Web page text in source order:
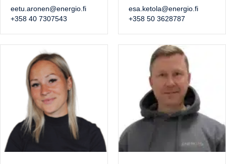
eetu.aronen@energio.fi
+358 40 7307543
esa.ketola@energio.fi
+358 50 3628787